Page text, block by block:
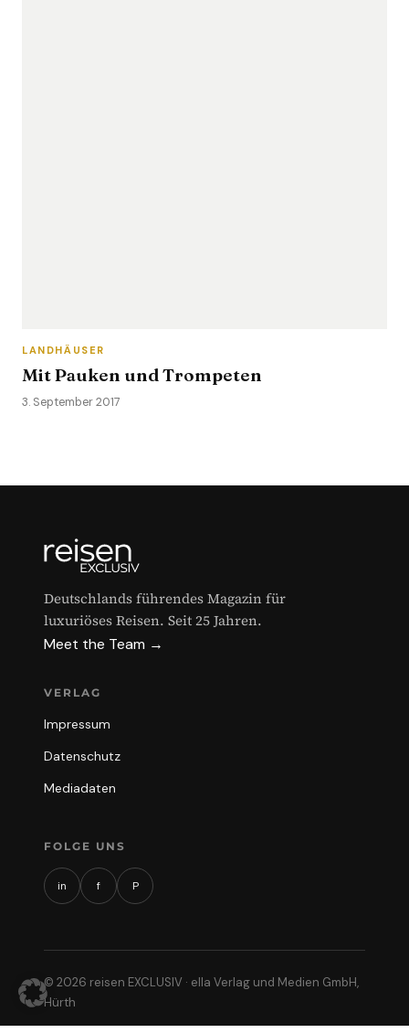
LANDHÄUSER
Mit Pauken und Trompeten
3. September 2017
Deutschlands führendes Magazin für
luxuriöses Reisen. Seit 25 Jahren.
Meet the Team →
VERLAG
Impressum
Datenschutz
Mediadaten
FOLGE UNS
in f P
© 2026 reisen EXCLUSIV · ella Verlag und Medien GmbH,
Hürth